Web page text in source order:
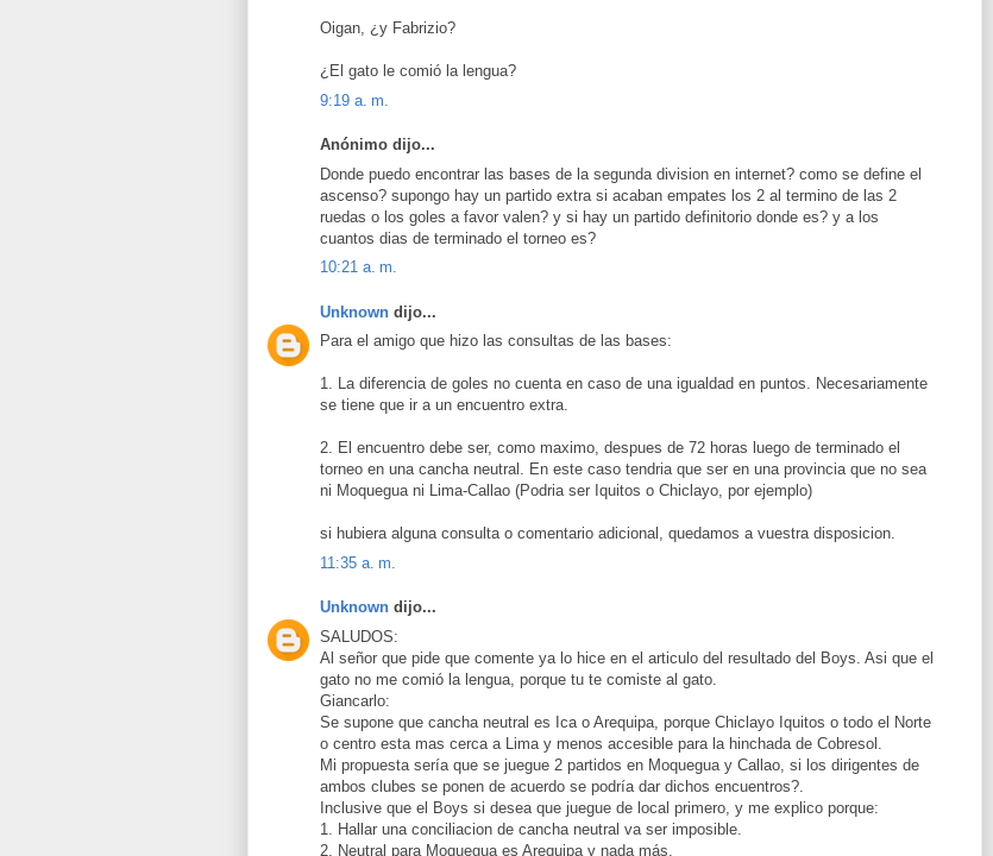
Oigan, ¿y Fabrizio?
¿El gato le comió la lengua?
9:19 a. m.
Anónimo dijo...
Donde puedo encontrar las bases de la segunda division en internet? como se define el
ascenso? supongo hay un partido extra si acaban empates los 2 al termino de las 2
ruedas o los goles a favor valen? y si hay un partido definitorio donde es? y a los
cuantos dias de terminado el torneo es?
10:21 a. m.
Unknown dijo...
Para el amigo que hizo las consultas de las bases:
1. La diferencia de goles no cuenta en caso de una igualdad en puntos. Necesariamente
se tiene que ir a un encuentro extra.
2. El encuentro debe ser, como maximo, despues de 72 horas luego de terminado el
torneo en una cancha neutral. En este caso tendria que ser en una provincia que no sea
ni Moquegua ni Lima-Callao (Podria ser Iquitos o Chiclayo, por ejemplo)
si hubiera alguna consulta o comentario adicional, quedamos a vuestra disposicion.
11:35 a. m.
Unknown dijo...
SALUDOS:
Al señor que pide que comente ya lo hice en el articulo del resultado del Boys. Asi que el
gato no me comió la lengua, porque tu te comiste al gato.
Giancarlo:
Se supone que cancha neutral es Ica o Arequipa, porque Chiclayo Iquitos o todo el Norte
o centro esta mas cerca a Lima y menos accesible para la hinchada de Cobresol.
Mi propuesta sería que se juegue 2 partidos en Moquegua y Callao, si los dirigentes de
ambos clubes se ponen de acuerdo se podría dar dichos encuentros?.
Inclusive que el Boys si desea que juegue de local primero, y me explico porque:
1. Hallar una conciliacion de cancha neutral va ser imposible.
2. Neutral para Moquegua es Arequipa y nada más.